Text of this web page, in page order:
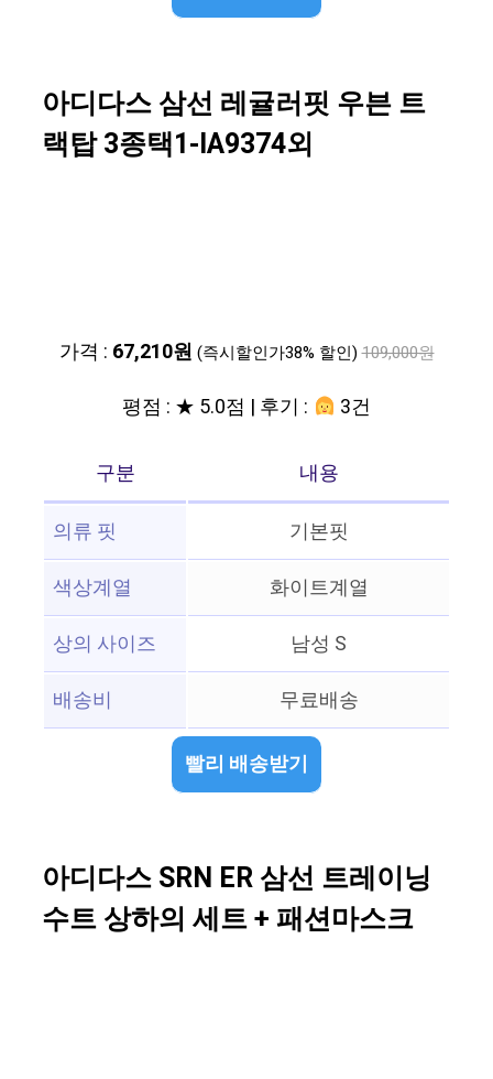
아디다스 삼선 레귤러핏 우븐 트
랙탑 3종택1-IA9374외
가격 : 67,210원 (즉시할인가38% 할인) 109,000원
평점 : ★ 5.0점 | 후기 : 3건
구분
내용
의류 핏
기본핏
색상계열
화이트계열
상의 사이즈
남성 S
배송비
무료배송
빨리 배송받기
아디다스 SRN ER 삼선 트레이닝
수트 상하의 세트 + 패션마스크